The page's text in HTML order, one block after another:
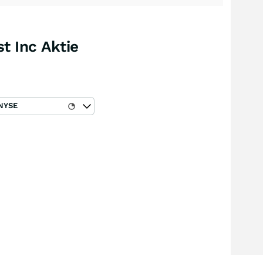
Inc Aktie